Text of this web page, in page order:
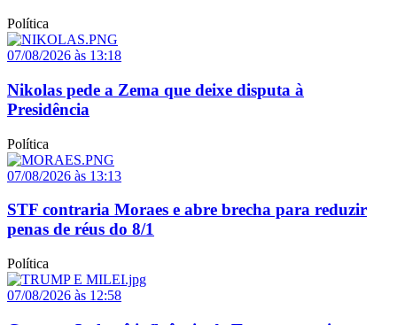
Política
07/08/2026 às 13:18
Nikolas pede a Zema que deixe disputa à
Presidência
Política
07/08/2026 às 13:13
STF contraria Moraes e abre brecha para reduzir
penas de réus do 8/1
Política
07/08/2026 às 12:58